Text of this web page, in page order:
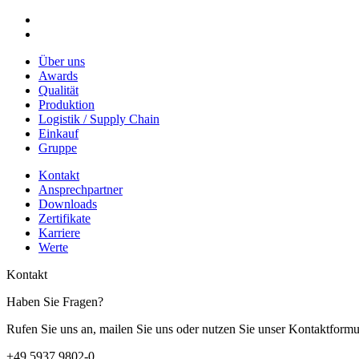
Über uns
Awards
Qualität
Produktion
Logistik / Supply Chain
Einkauf
Gruppe
Kontakt
Ansprechpartner
Downloads
Zertifikate
Karriere
Werte
Kontakt
Haben Sie Fragen?
Rufen Sie uns an, mailen Sie uns oder nutzen Sie unser
+49 5937 9802-0